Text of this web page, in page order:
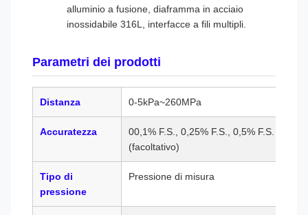
alluminio a fusione, diaframma in acciaio
inossidabile 316L, interfacce a fili multipli.
Parametri dei prodotti
Distanza 0-5kPa~260MPa
Accuratezza
00,1% F.S., 0,25% F.S., 0,5% F.S.
(facoltativo)
Tipo di
pressione
Pressione di misura